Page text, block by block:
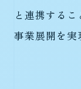
と連携する
事業展開を実